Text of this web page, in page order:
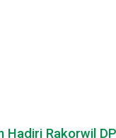
Hadiri Rakorwil